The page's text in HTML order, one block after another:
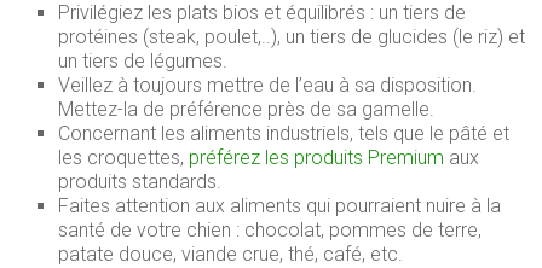
Privilégiez les plats bios et équilibrés : un tiers de
protéines (steak, poulet,..), un tiers de glucides (le riz) et
un tiers de légumes.
Veillez à toujours mettre de l’eau à sa disposition.
Mettez-la de préférence près de sa gamelle.
Concernant les aliments industriels, tels que le pâté et
les croquettes, préférez les produits Premium aux
produits standards.
Faites attention aux aliments qui pourraient nuire à la
santé de votre chien : chocolat, pommes de terre,
patate douce, viande crue, thé, café, etc.